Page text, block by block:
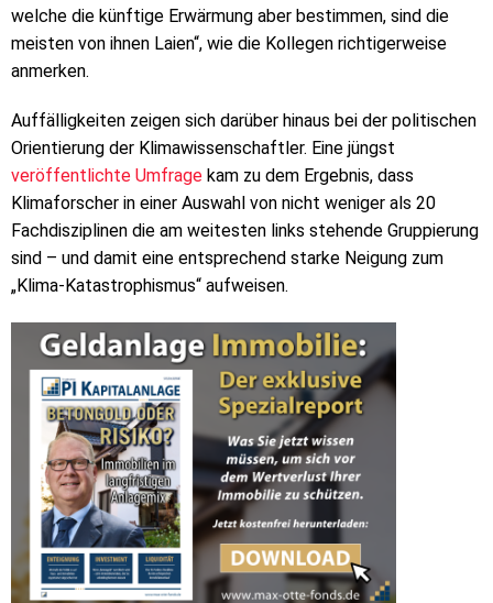
welche die künftige Erwärmung aber bestimmen, sind die
meisten von ihnen Laien“, wie die Kollegen richtigerweise
anmerken.
Auffälligkeiten zeigen sich darüber hinaus bei der politischen
Orientierung der Klimawissenschaftler. Eine jüngst
veröffentlichte Umfrage kam zu dem Ergebnis, dass
Klimaforscher in einer Auswahl von nicht weniger als 20
Fachdisziplinen die am weitesten links stehende Gruppierung
sind – und damit eine entsprechend starke Neigung zum
„Klima-Katastrophismus“ aufweisen.